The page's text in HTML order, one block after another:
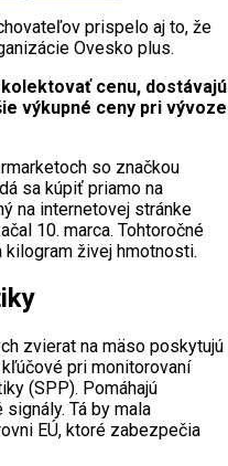
prispelo aj to, že
Ovesko plus.
cenu, dostávajú
výkupné ceny pri vývoze
so značkou
sa kúpiť priamo na
na internetovej stránke
10. marca. Tohtoročné
kilogram živej hmotnosti.
zvierat na mäso poskytujú
pri monitorovaní
(SPP). Pomáhajú
Tá by mala
EÚ, ktoré zabezpečia